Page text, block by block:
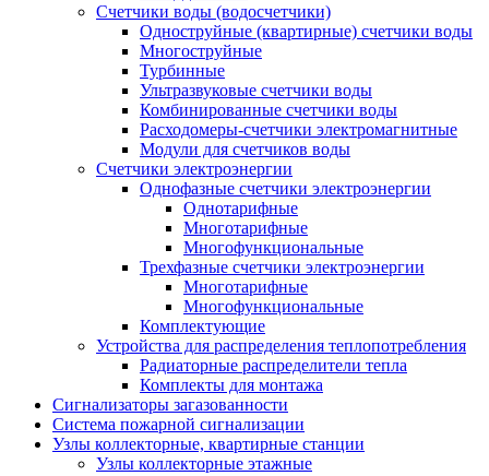
Счетчики воды (водосчетчики)
Одноструйные (квартирные) счетчики воды
Многоструйные
Турбинные
Ультразвуковые счетчики воды
Комбинированные счетчики воды
Расходомеры-счетчики электромагнитные
Модули для счетчиков воды
Счетчики электроэнергии
Однофазные счетчики электроэнергии
Однотарифные
Многотарифные
Многофункциональные
Трехфазные счетчики электроэнергии
Многотарифные
Многофункциональные
Комплектующие
Устройства для распределения теплопотребления
Радиаторные распределители тепла
Комплекты для монтажа
Сигнализаторы загазованности
Система пожарной сигнализации
Узлы коллекторные, квартирные станции
Узлы коллекторные этажные